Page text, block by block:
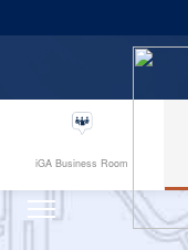
iGA Business Room